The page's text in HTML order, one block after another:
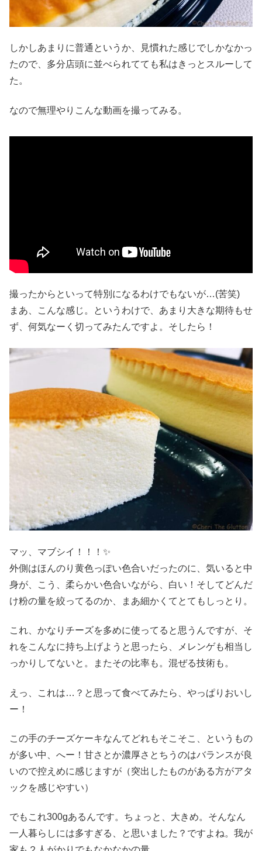
しかしあまりに普通というか、見慣れた感じでしかなかっ
たので、多分店頭に並べられてても私はきっとスルーして
た。
なので無理やりこんな動画を撮ってみる。
撮ったからといって特別になるわけでもないが…(苦笑)
まあ、こんな感じ。というわけで、あまり大きな期待もせ
ず、何気なーく切ってみたんですよ。そしたら！
マッ、マブシイ！！！✨
外側はほんのり黄色っぽい色合いだったのに、気いると中
身が、こう、柔らかい色合いながら、白い！そしてどんだ
け粉の量を絞ってるのか、まあ細かくてとてもしっとり。
これ、かなりチーズを多めに使ってると思うんですが、そ
れをこんなに持ち上げようと思ったら、メレンゲも相当し
っかりしてないと。またその比率も。混ぜる技術も。
えっ、これは…？と思って食べてみたら、やっぱりおいし
ー！
この手のチーズケーキなんてどれもそこそこ、というもの
が多い中、へー！甘さとか濃厚さとちうのはバランスが良
いので控えめに感じますが（突出したものがある方がアタ
ックを感じやすい）
でもこれ300gあるんです。ちょっと、大きめ。そんなん
一人暮らしには多すぎる、と思いました？ですよね。我が